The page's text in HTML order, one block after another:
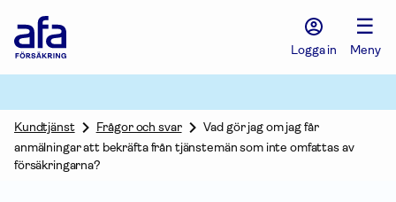
Försäkring
Logga in
☰
Meny
Kundtjänst Frågor och svar
Vad gör jag om jag får
anmälningar att bekräfta från tjänstemän som inte omfattas av
försäkringarna?